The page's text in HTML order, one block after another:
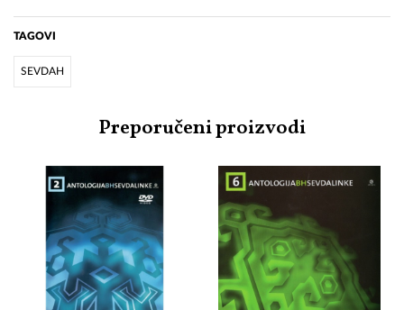
TAGOVI
SEVDAH
Preporučeni proizvodi